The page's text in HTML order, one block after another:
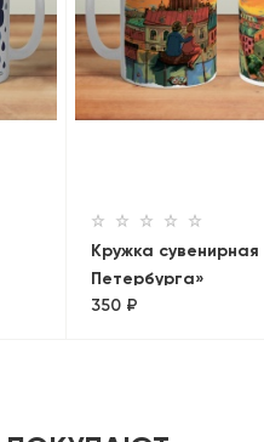
Кружка
Петербурга»
350 ₽